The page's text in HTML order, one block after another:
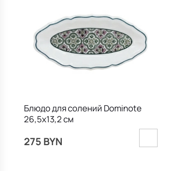
Блюдо для солений Dominote
26,5х13,2 см
275 BYN